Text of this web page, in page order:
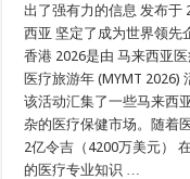
出了强有力的信息 发布于
西亚 坚定了成为世界领先
香港 2026是由 马来西亚
医疗旅游年 (MYMT 2026)
该活动汇集了一些马来西
杂的医疗保健市场。随着
2亿令吉（4200万美元）
的医疗专业知识 …